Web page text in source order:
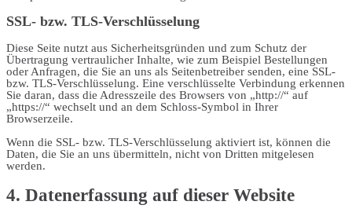
SSL- bzw. TLS-Verschlüsselung
Diese Seite nutzt aus Sicherheitsgründen und zum Schutz der
Übertragung vertraulicher Inhalte, wie zum Beispiel Bestellungen
oder Anfragen, die Sie an uns als Seitenbetreiber senden, eine SSL-
bzw. TLS-Verschlüsselung. Eine verschlüsselte Verbindung erkennen
Sie daran, dass die Adresszeile des Browsers von „http://“ auf
„https://“ wechselt und an dem Schloss-Symbol in Ihrer
Browserzeile.
Wenn die SSL- bzw. TLS-Verschlüsselung aktiviert ist, können die
Daten, die Sie an uns übermitteln, nicht von Dritten mitgelesen
werden.
4. Datenerfassung auf dieser Website